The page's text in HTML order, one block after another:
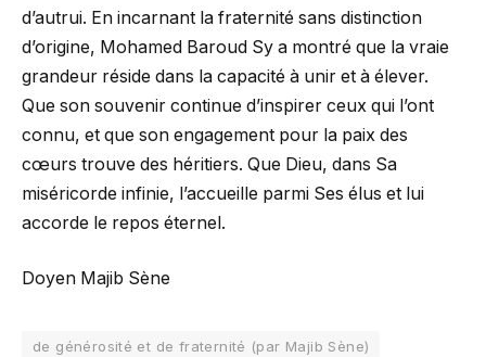
d’autrui. En incarnant la fraternité sans distinction
d’origine, Mohamed Baroud Sy a montré que la vraie
grandeur réside dans la capacité à unir et à élever.
Que son souvenir continue d’inspirer ceux qui l’ont
connu, et que son engagement pour la paix des
cœurs trouve des héritiers. Que Dieu, dans Sa
miséricorde infinie, l’accueille parmi Ses élus et lui
accorde le repos éternel.
Doyen Majib Sène
de générosité et de fraternité (par Majib Sène)